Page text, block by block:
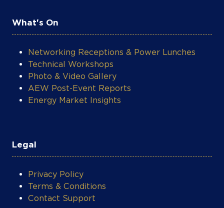
Technical Workshops
Photo & Video Gallery
AEW Post-Event Reports
Energy Market Insights
Terms & Conditions
Contact Support